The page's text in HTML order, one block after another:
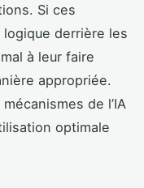
Si ces
derrière les
à leur faire
appropriée.
de l’IA
optimale